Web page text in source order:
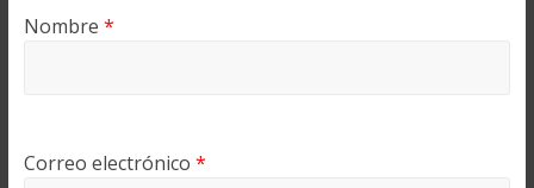
Nombre *
Correo electrónico *